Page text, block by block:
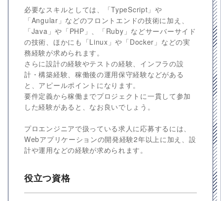
必要なスキルとしては、「TypeScript」や
「Angular」などのフロントエンドの技術に加え、
「Java」や「PHP」、「Ruby」などサーバーサイド
の技術、ほかにも「Linux」や「Docker」などの実
務経験が求められます。
さらに設計の経験やテストの経験、インフラの設
計・構築経験、稼働後の運用保守経験などがある
と、アピールポイントになります。
要件定義から稼働までプロジェクトに一貫して参加
した経験があると、なお良いでしょう。
プロエンジニアで扱っている求人に応募するには、
Webアプリケーションの開発経験2年以上に加え、設
計や運用などの経験が求められます。
役立つ資格